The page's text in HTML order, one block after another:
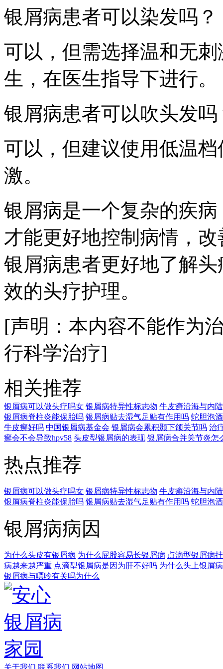
银屑病患者可以染发吗？
可以，但需选择温和无
生，在医生指导下进行。
银屑病患者可以吹头发吗
可以，但建议使用低温
激。
银屑病是一个复杂的疾
才能更好地控制病情，
银屑病患者更好地了解
效的头疗护理。
[声明：本内容不能作为
行科学治疗]
相关推荐
银屑病可以做头疗吗女 银屑病特异性标志物 牛皮癣沿海与内
银屑病脊柱炎能保胎吗 银屑病贴去湿气足贴有作用吗 蛇胆泡
牛皮癣好吗 中国银屑病基金会 银屑病会累积颞下颌关节吗 治
癣会不会导致hpv58 头皮型银屑病的表现 银屑病合并关节炎怎
热点推荐
银屑病可以做头疗吗女 银屑病特异性标志物 牛皮癣沿海与内
银屑病脊柱炎能保胎吗 银屑病贴去湿气足贴有作用吗 蛇胆泡
银屑病病因
为什么头皮有银屑病 为什么屁股容易长银屑病 点滴型银屑病
病越来越严重 点滴型银屑病是因为肝不好吗 为什么头上银屑
银屑病与嘌呤有关吗为什么